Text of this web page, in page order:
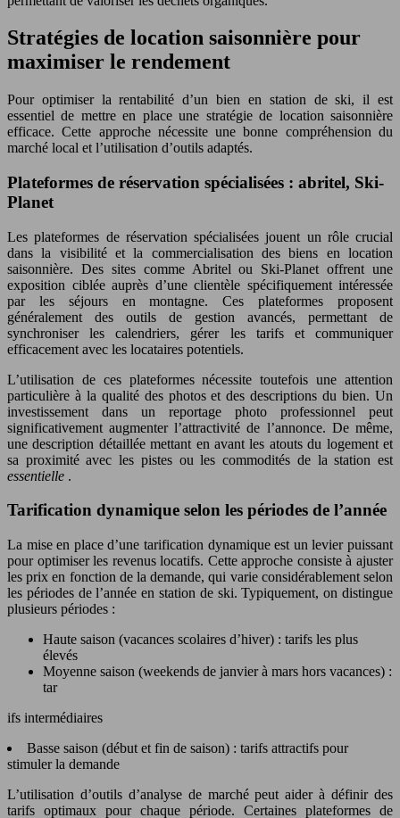
Stratégies de location saisonnière pour
maximiser le rendement
Pour optimiser la rentabilité d’un bien en station de ski, il est
essentiel de mettre en place une stratégie de location saisonnière
efficace. Cette approche nécessite une bonne compréhension du
marché local et l’utilisation d’outils adaptés.
Plateformes de réservation spécialisées : abritel, Ski-
Planet
Les plateformes de réservation spécialisées jouent un rôle crucial
dans la visibilité et la commercialisation des biens en location
saisonnière. Des sites comme Abritel ou Ski-Planet offrent une
exposition ciblée auprès d’une clientèle spécifiquement intéressée
par les séjours en montagne. Ces plateformes proposent
généralement des outils de gestion avancés, permettant de
synchroniser les calendriers, gérer les tarifs et communiquer
efficacement avec les locataires potentiels.
L’utilisation de ces plateformes nécessite toutefois une attention
particulière à la qualité des photos et des descriptions du bien. Un
investissement dans un reportage photo professionnel peut
significativement augmenter l’attractivité de l’annonce. De même,
une description détaillée mettant en avant les atouts du logement et
sa proximité avec les pistes ou les commodités de la station est
essentielle .
Tarification dynamique selon les périodes de l’année
La mise en place d’une tarification dynamique est un levier puissant
pour optimiser les revenus locatifs. Cette approche consiste à ajuster
les prix en fonction de la demande, qui varie considérablement selon
les périodes de l’année en station de ski. Typiquement, on distingue
plusieurs périodes :
Haute saison (vacances scolaires d’hiver) : tarifs les plus
élevés
Moyenne saison (weekends de janvier à mars hors vacances) :
tar
ifs intermédiaires
Basse saison (début et fin de saison) : tarifs attractifs pour
stimuler la demande
L’utilisation d’outils d’analyse de marché peut aider à définir des
tarifs optimaux pour chaque période. Certaines plateformes de